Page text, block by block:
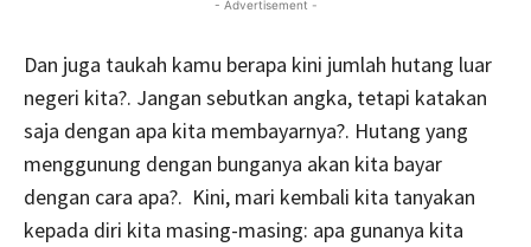
- Advertisement -
Dan juga taukah kamu berapa kini jumlah hutang luar
negeri kita?. Jangan sebutkan angka, tetapi katakan
saja dengan apa kita membayarnya?. Hutang yang
menggunung dengan bunganya akan kita bayar
dengan cara apa?. Kini, mari kembali kita tanyakan
kepada diri kita masing-masing: apa gunanya kita